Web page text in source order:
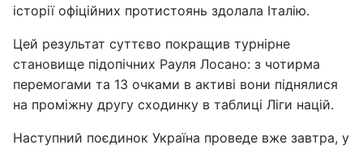
історії офіційних протистоянь здолала Італію.
Цей результат суттєво покращив турнірне
становище підопічних Рауля Лосано: з чотирма
перемогами та 13 очками в активі вони піднялися
на проміжну другу сходинку в таблиці Ліги націй.
Наступний поєдинок Україна проведе вже завтра, у